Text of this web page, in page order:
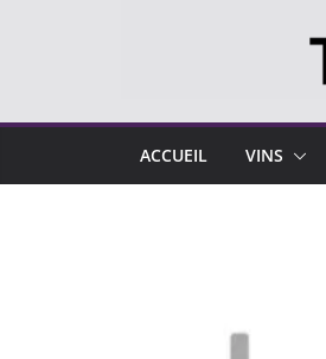
ACCUEIL VINS